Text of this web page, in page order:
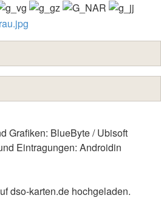
Grafiken: BlueByte / Ubisoft
Eintragungen: Androidin
dso-karten.de hochgeladen.